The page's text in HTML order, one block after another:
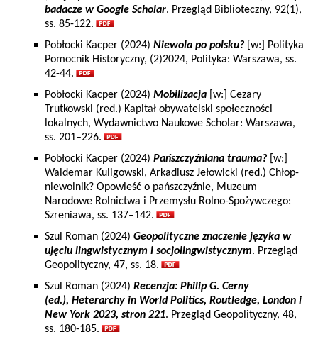
badacze w Google Scholar. Przegląd Biblioteczny, 92(1),
ss. 85-122.
Pobłocki Kacper (2024) Niewola po polsku? [w:] Polityka
Pomocnik Historyczny, (2)2024, Polityka: Warszawa, ss.
42-44.
Pobłocki Kacper (2024) Mobilizacja [w:] Cezary
Trutkowski (red.) Kapitał obywatelski społeczności
lokalnych, Wydawnictwo Naukowe Scholar: Warszawa,
ss. 201–226.
Pobłocki Kacper (2024) Pańszczyźniana trauma? [w:]
Waldemar Kuligowski, Arkadiusz Jełowicki (red.) Chłop-
niewolnik? Opowieść o pańszczyźnie, Muzeum
Narodowe Rolnictwa i Przemysłu Rolno-Spożywczego:
Szreniawa, ss. 137–142.
Szul Roman (2024) Geopolityczne znaczenie języka w
ujęciu lingwistycznym i socjolingwistycznym. Przegląd
Geopolityczny, 47, ss. 18.
Szul Roman (2024) Recenzja: Philip G. Cerny
(ed.), Heterarchy in World Politics, Routledge, London i
New York 2023, stron 221. Przegląd Geopolityczny, 48,
ss. 180-185.